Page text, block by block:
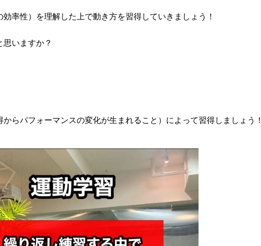
率性）を理解した上で動き方を習得していきましょう！
いますか？
らパフォーマンスの変化が生まれること）によって習得しましょう！